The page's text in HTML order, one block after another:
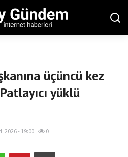
üçüncü kez
yüklü
2026 - 19:00 0